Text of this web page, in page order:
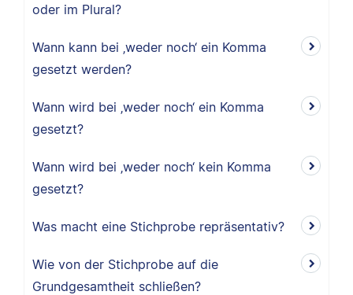
oder im Plural?
Wann kann bei ‚weder noch‘ ein Komma
gesetzt werden?
Wann wird bei ‚weder noch‘ ein Komma
gesetzt?
Wann wird bei ‚weder noch‘ kein Komma
gesetzt?
Was macht eine Stichprobe repräsentativ?
Wie von der Stichprobe auf die
Grundgesamtheit schließen?